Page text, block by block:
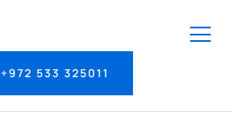
+972 533 325011